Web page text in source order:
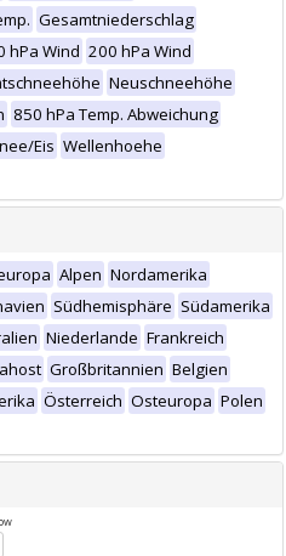
Gesamtniederschlag
hPa Wind 200 hPa Wind
Neuschneehöhe
850 hPa Temp. Abweichung
Eis Wellenhoehe
Alpen Nordamerika
Südhemisphäre Südamerika
Niederlande Frankreich
Großbritannien Belgien
Österreich Osteuropa Polen